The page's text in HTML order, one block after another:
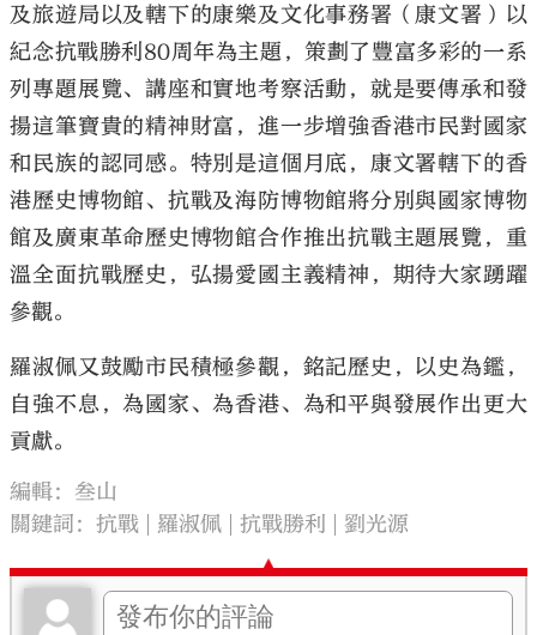
及旅遊局以及轄下的康樂及文化事務署（康文署）以
紀念抗戰勝利80周年為主題，策劃了豐富多彩的一系
列專題展覽、講座和實地考察活動，就是要傳承和發
揚這筆寶貴的精神財富，進一步增強香港市民對國家
和民族的認同感。特別是這個月底，康文署轄下的香
港歷史博物館、抗戰及海防博物館將分別與國家博物
館及廣東革命歷史博物館合作推出抗戰主題展覽，重
溫全面抗戰歷史，弘揚愛國主義精神，期待大家踴躍
參觀。
羅淑佩又鼓勵市民積極參觀，銘記歷史，以史為鑑，
自強不息，為國家、為香港、為和平與發展作出更大
貢獻。
編輯：叁山
關鍵詞：抗戰 羅淑佩 抗戰勝利 劉光源